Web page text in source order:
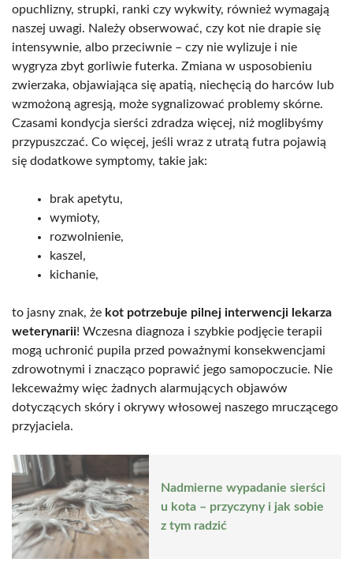
opuchlizny, strupki, ranki czy wykwity, również wymagają
naszej uwagi. Należy obserwować, czy kot nie drapie się
intensywnie, albo przeciwnie – czy nie wylizuje i nie
wygryza zbyt gorliwie futerka. Zmiana w usposobieniu
zwierzaka, objawiająca się apatią, niechęcią do harców lub
wzmożoną agresją, może sygnalizować problemy skórne.
Czasami kondycja sierści zdradza więcej, niż moglibyśmy
przypuszczać. Co więcej, jeśli wraz z utratą futra pojawią
się dodatkowe symptomy, takie jak:
brak apetytu,
wymioty,
rozwolnienie,
kaszel,
kichanie,
to jasny znak, że kot potrzebuje pilnej interwencji lekarza
weterynarii! Wczesna diagnoza i szybkie podjęcie terapii
mogą uchronić pupila przed poważnymi konsekwencjami
zdrowotnymi i znacząco poprawić jego samopoczucie. Nie
lekceważmy więc żadnych alarmujących objawów
dotyczących skóry i okrywy włosowej naszego mruczącego
przyjaciela.
Nadmierne wypadanie sierści
u kota – przyczyny i jak sobie
z tym radzić